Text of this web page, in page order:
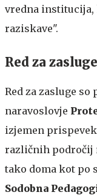
vredna institucija,
raziskave".
Red za
Red za zasluge
naravoslovje
izjemen
različnih področij
tako doma kot po
Sodobna